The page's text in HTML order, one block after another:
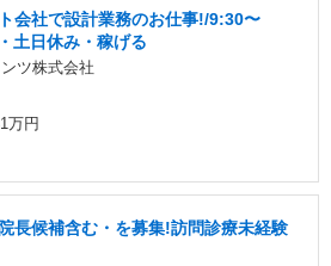
会社で設計業務のお仕事!/9:30〜
土日休み・稼げる
ツ株式会社
万円
長候補含む・を募集!訪問診療未経験